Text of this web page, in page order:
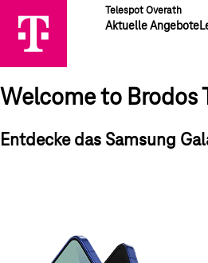
Telespot Overath
Aktuelle Angebote
Welcome to Brodos
Entdecke das Samsung